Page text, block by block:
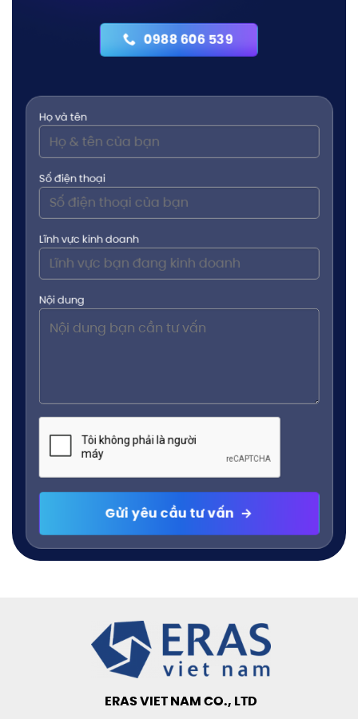
0988 606 539
Họ và tên
Số điện thoại
Lĩnh vực kinh doanh
Nội dung
ERAS VIET NAM CO., LTD